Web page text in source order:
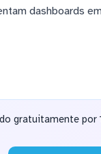
dashboards
gratuitamente por